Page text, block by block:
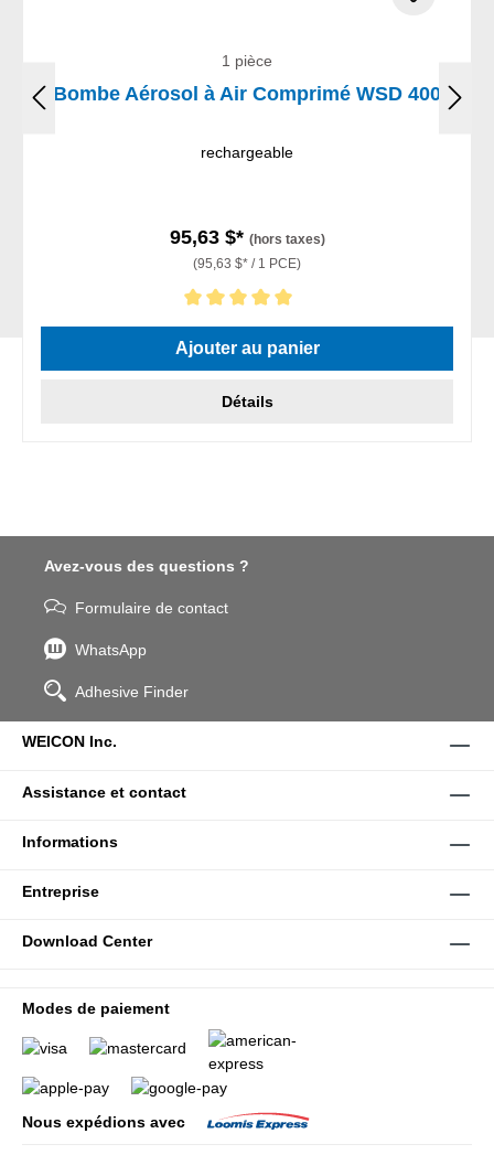
1 pièce
Bombe Aérosol à Air Comprimé WSD 400
rechargeable
95,63 $* (hors taxes)
(95,63 $* / 1 PCE)
Note moyenne de 5 sur 5 étoiles
Ajouter au panier
Détails
Avez-vous des questions ?
Formulaire de contact
WhatsApp
Adhesive Finder
WEICON Inc.
Assistance et contact
Informations
Entreprise
Download Center
Modes de paiement
Nous expédions avec